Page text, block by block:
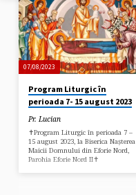
„POSTUL
ADORMIRII
MAICII
DOMNULUI”
POSTĂRI
ETICHETATE
07/08/2023
Program Liturgic în
perioada 7- 15 august 2023
Pr. Lucian
✝️Program Liturgic în perioada 7 –
15 august 2023, la Biserica Nașterea
Maicii Domnului din Eforie Nord,
Parohia Eforie Nord II✝️